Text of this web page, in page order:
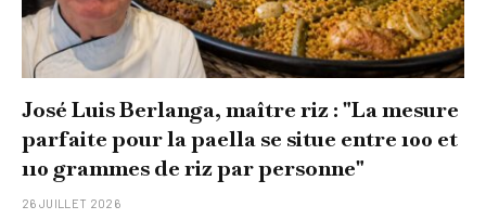
José Luis Berlanga, maître riz : "La mesure
parfaite pour la paella se situe entre 100 et
110 grammes de riz par personne"
26 JUILLET 2026